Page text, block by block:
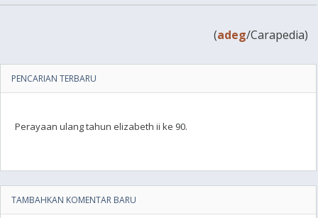
(adeg/Carapedia)
PENCARIAN TERBARU
Perayaan ulang tahun elizabeth ii ke 90.
TAMBAHKAN KOMENTAR BARU